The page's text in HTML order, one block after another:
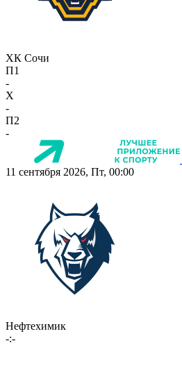
ХК Сочи
П1
-
X
-
П2
-
11 сентября 2026, Пт, 00:00
Нефтехимик
-:-